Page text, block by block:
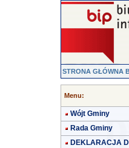
STRONA GŁÓWNA
Menu:
Wójt Gminy
Rada Gminy
DEKLARACJA